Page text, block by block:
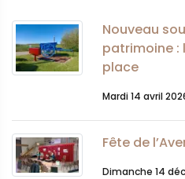
Nouveau
patrimoine :
place
Mardi 14 avril
Fête de
Dimanche 14